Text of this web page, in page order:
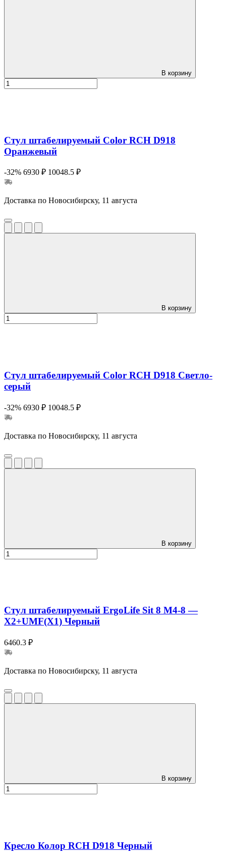
В корзину
Стул штабелируемый Color RCH D918
Оранжевый
-32% 6930 ₽ 10048.5 ₽
Доставка по Новосибирску, 11 августа
В корзину
Стул штабелируемый Color RCH D918 Светло-
серый
-32% 6930 ₽ 10048.5 ₽
Доставка по Новосибирску, 11 августа
В корзину
Стул штабелируемый ErgoLife Sit 8 M4-8 —
X2+UMF(X1) Черный
6460.3 ₽
Доставка по Новосибирску, 11 августа
В корзину
Кресло Колор RCH D918 Черный